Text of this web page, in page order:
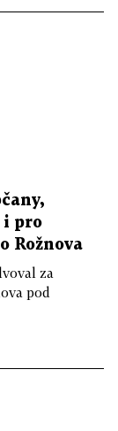
i pro
Rožnova
za
pod